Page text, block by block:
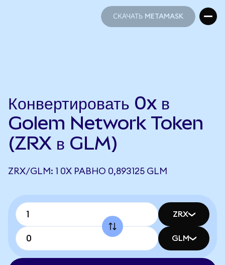
СКАЧАТЬ METAMASK
Конвертировать 0x в
Golem Network Token
(ZRX в GLM)
ZRX/GLM: 1 0X РАВНО 0,893125 GLM
ZRX
GLM